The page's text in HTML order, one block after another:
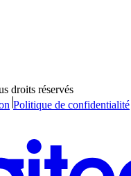
droits réservés
Politique de confidentialité